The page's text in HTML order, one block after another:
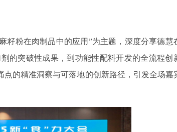
籽粉在肉制品中的应用”为主题，深度分享德慧
的突破性成果，到功能性配料开发的全流程创
点的精准洞察与可落地的创新路径，引发全场嘉